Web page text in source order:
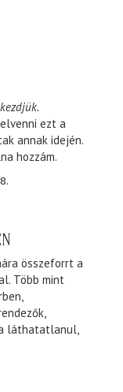
ezt a
annak idején.
hozzám.
összeforrt a
Több mint
láthatatlanul,